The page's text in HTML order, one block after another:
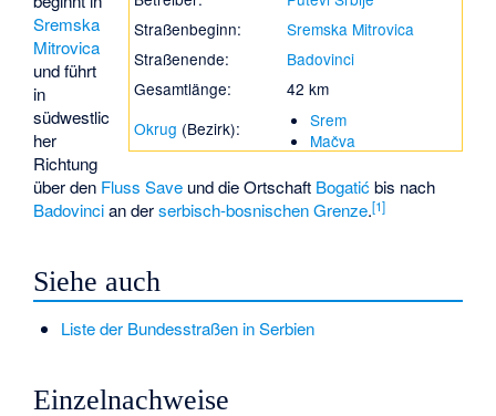
Straßenbeginn:
Sremska Mitrovica
Straßenende:
Badovinci
Gesamtlänge:
42 km
Okrug (Bezirk):
Srem
Mačva
Sremska
Mitrovica
und führt
in
südwestlic
her
Richtung
über den Fluss Save und die Ortschaft Bogatićbis nach
Badovincian derserbisch-bosnischen Grenze.[1]
Siehe auch
Liste der Bundesstraßen in Serbien
Einzelnachweise